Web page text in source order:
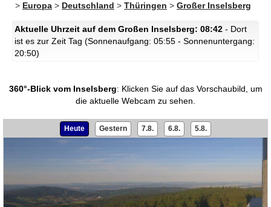
> Europa > Deutschland > Thüringen > Großer Inselsberg
Aktuelle Uhrzeit auf dem Großen Inselsberg: 08:42 - Dort
ist es zur Zeit Tag (Sonnenaufgang: 05:55 - Sonnenuntergang:
20:50)
360°-Blick vom Inselsberg: Klicken Sie auf das Vorschaubild, um
die aktuelle Webcam zu sehen.
Heute Gestern 7.8. 6.8. 5.8.